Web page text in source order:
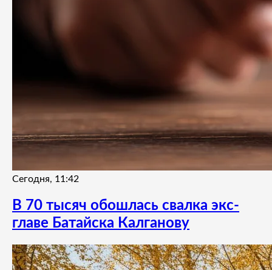
Сегодня, 11:42
В 70 тысяч обошлась свалка экс-
главе Батайска Калганову